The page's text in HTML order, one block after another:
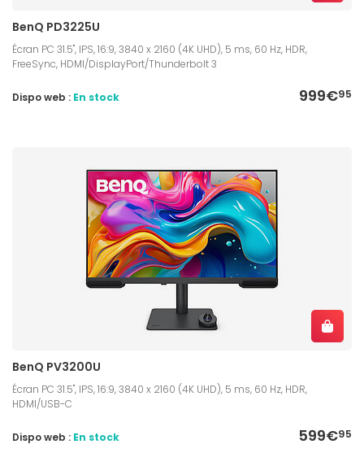
BenQ PD3225U
Écran PC 31.5", IPS, 16:9, 3840 x 2160 (4K UHD), 5 ms, 60 Hz, HDR,
FreeSync, HDMI/DisplayPort/Thunderbolt 3
999€95
Dispo web : En stock
BenQ PV3200U
Écran PC 31.5", IPS, 16:9, 3840 x 2160 (4K UHD), 5 ms, 60 Hz, HDR,
HDMI/USB-C
599€95
Dispo web : En stock